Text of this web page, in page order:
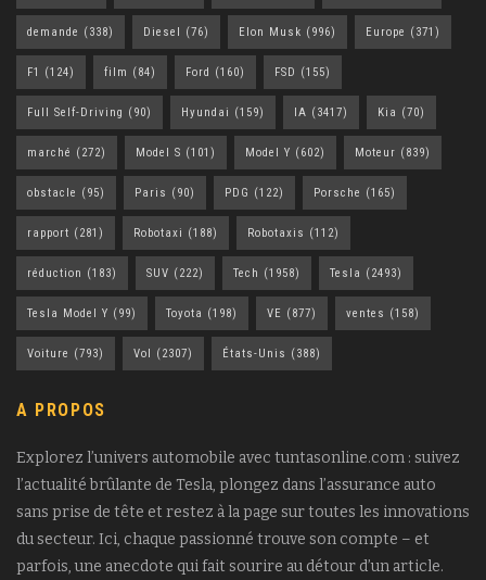
demande (338) Diesel (76) Elon Musk (996) Europe (371)
F1 (124) film (84) Ford (160) FSD (155)
Full Self-Driving (90) Hyundai (159) IA (3417) Kia (70)
marché (272) Model S (101) Model Y (602) Moteur (839)
obstacle (95) Paris (90) PDG (122) Porsche (165)
rapport (281) Robotaxi (188) Robotaxis (112)
réduction (183) SUV (222) Tech (1958) Tesla (2493)
Tesla Model Y (99) Toyota (198) VE (877) ventes (158)
Voiture (793) Vol (2307) États-Unis (388)
A PROPOS
Explorez l’univers automobile avec tuntasonline.com : suivez
l’actualité brûlante de Tesla, plongez dans l’assurance auto
sans prise de tête et restez à la page sur toutes les innovations
du secteur. Ici, chaque passionné trouve son compte – et
parfois, une anecdote qui fait sourire au détour d’un article.